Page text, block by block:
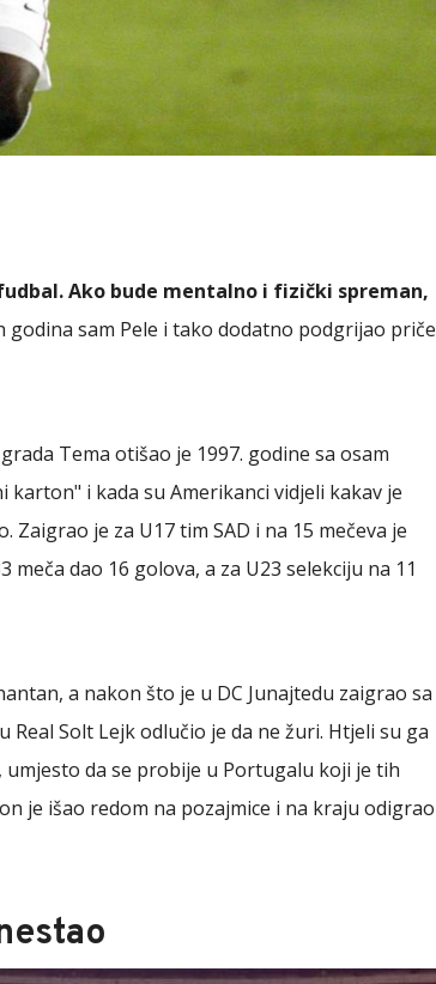
Ako bude mentalno i fizički spreman,
godina sam Pele i tako dodatno podgrijao priče
Tema otišao je 1997. godine sa osam
karton" i kada su Amerikanci vidjeli kakav je
je za U17 tim SAD i na 15 mečeva je
meča dao 16 golova, a za U23 selekciju na 11
a nakon što je u DC Junajtedu zaigrao sa
Solt Lejk odlučio je da ne žuri. Htjeli su ga
da se probije u Portugalu koji je tih
je išao redom na pozajmice i na kraju odigrao